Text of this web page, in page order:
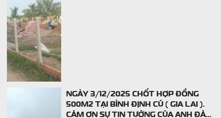
NGÀY 3/12/2025 CHỐT HỢP ĐỒNG
500M2 TẠI BÌNH ĐỊNH CỦ ( GIA LAI ).
CẢM ƠN SỰ TIN TƯỞNG CỦA ANH ĐẢ